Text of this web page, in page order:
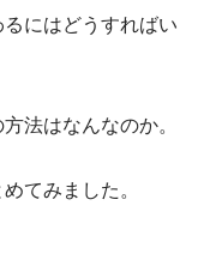
にはどうすればい
法はなんなのか。
てみました。